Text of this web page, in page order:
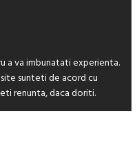
a va imbunatati experienta.
sunteti de acord cu
renunta, daca doriti.